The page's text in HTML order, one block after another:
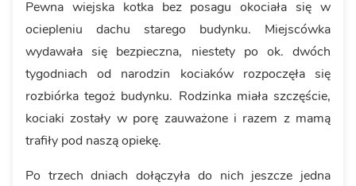
Pewna wiejska kotka bez posagu okociała się w
ociepleniu dachu starego budynku. Miejscówka
wydawała się bezpieczna, niestety po ok. dwóch
tygodniach od narodzin kociaków rozpoczęła się
rozbiórka tegoż budynku. Rodzinka miała szczęście,
kociaki zostały w porę zauważone i razem z mamą
trafiły pod naszą opiekę.
Po trzech dniach dołączyła do nich jeszcze jedna